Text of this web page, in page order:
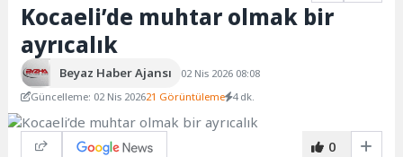
Kocaeli’de muhtar olmak bir
ayrıcalık
Beyaz Haber Ajansı
02 Nis 2026 08:08
Güncelleme: 02 Nis 202621 Görüntüleme 4 dk.
0